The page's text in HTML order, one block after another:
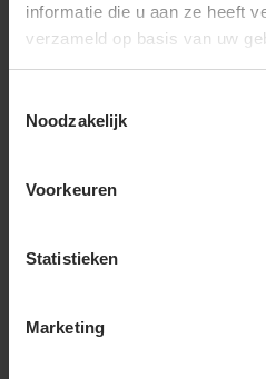
informatie die u aan ze heeft
verzameld op basis van uw
Noodzakelijk
Voorkeuren
Statistieken
Marketing
Luanda unisex t-shirt
2,19
Excl. btw